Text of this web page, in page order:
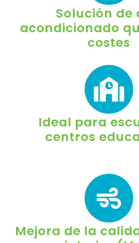
Solución de
acondicionado
costes
Ideal para
centros
Mejora de la